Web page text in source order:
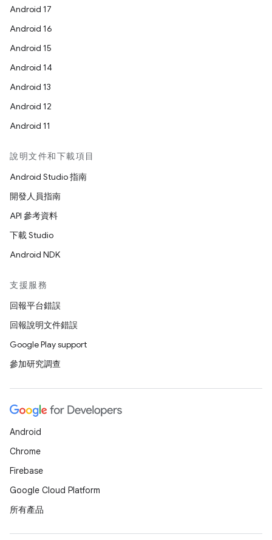
Android 17
Android 16
Android 15
Android 14
Android 13
Android 12
Android 11
說明文件和下載項目
Android Studio 指南
開發人員指南
API 參考資料
下載 Studio
Android NDK
支援服務
回報平台錯誤
回報說明文件錯誤
Google Play support
參加研究調查
Android
Chrome
Firebase
Google Cloud Platform
所有產品